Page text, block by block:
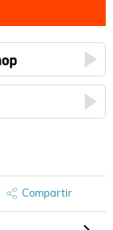
Compartir